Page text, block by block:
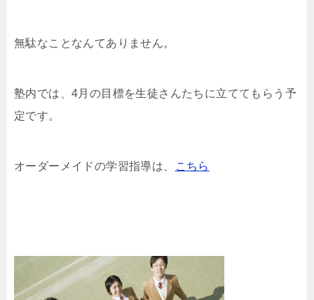
無駄なことなんてありません。
塾内では、4月の目標を生徒さんたちに立ててもらう予
定です。
オーダーメイドの学習指導は、 こちら